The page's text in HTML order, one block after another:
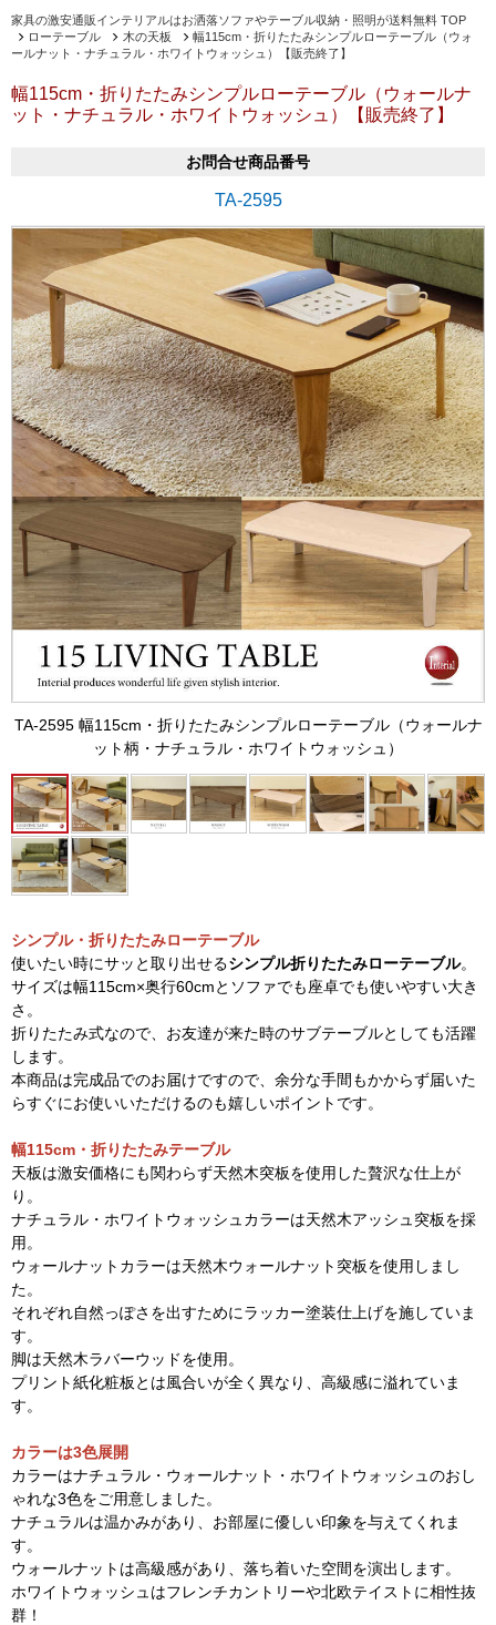
家具の激安通販インテリアルはお洒落ソファやテーブル収納・照明が送料無料 TOP
ローテーブル
木の天板
幅115cm・折りたたみシンプルローテーブル（ウォ
ールナット・ナチュラル・ホワイトウォッシュ）【販売終了】
幅115cm・折りたたみシンプルローテーブル（ウォールナ
ット・ナチュラル・ホワイトウォッシュ）【販売終了】
お問合せ商品番号
TA-2595
TA-2595 幅115cm・折りたたみシンプルローテーブル（ウォールナ
ット柄・ナチュラル・ホワイトウォッシュ）
シンプル・折りたたみローテーブル
使いたい時にサッと取り出せるシンプル折りたたみローテーブル。
サイズは幅115cm×奥行60cmとソファでも座卓でも使いやすい大き
さ。
折りたたみ式なので、お友達が来た時のサブテーブルとしても活躍
します。
本商品は完成品でのお届けですので、余分な手間もかからず届いた
らすぐにお使いいただけるのも嬉しいポイントです。
幅115cm・折りたたみテーブル
天板は激安価格にも関わらず天然木突板を使用した贅沢な仕上が
り。
ナチュラル・ホワイトウォッシュカラーは天然木アッシュ突板を採
用。
ウォールナットカラーは天然木ウォールナット突板を使用しまし
た。
それぞれ自然っぽさを出すためにラッカー塗装仕上げを施していま
す。
脚は天然木ラバーウッドを使用。
プリント紙化粧板とは風合いが全く異なり、高級感に溢れていま
す。
カラーは3色展開
カラーはナチュラル・ウォールナット・ホワイトウォッシュのおし
ゃれな3色をご用意しました。
ナチュラルは温かみがあり、お部屋に優しい印象を与えてくれま
す。
ウォールナットは高級感があり、落ち着いた空間を演出します。
ホワイトウォッシュはフレンチカントリーや北欧テイストに相性抜
群！